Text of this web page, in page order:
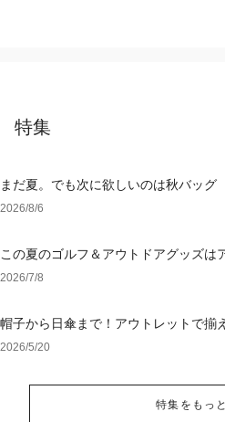
特集
まだ夏。でも次に欲しいのは秋バッグ
2026/8/6
この夏のゴルフ＆アウトドアグッズは
2026/7/8
帽子から日傘まで！アウトレットで揃
2026/5/20
特集をもっ